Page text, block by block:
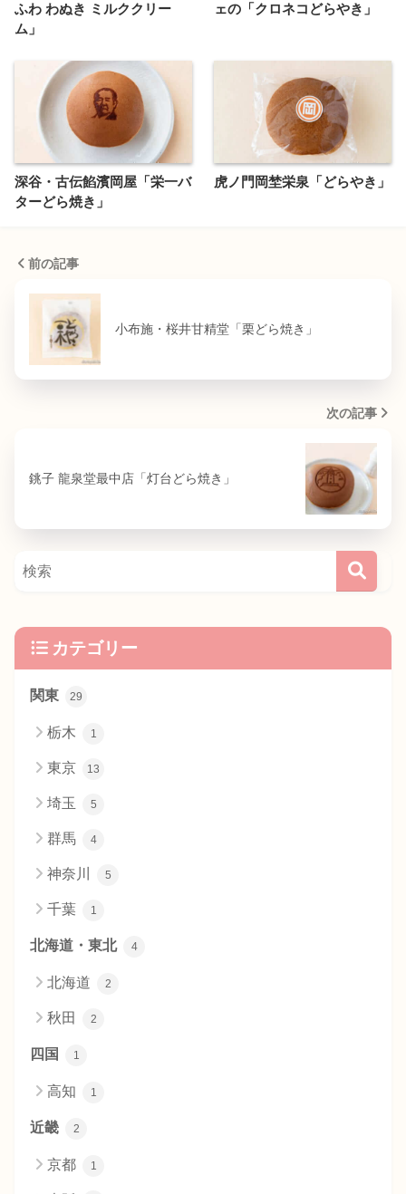
ふわ わぬき ミルククリー
ム」
ェの「クロネコどらやき」
深谷・古伝餡濱岡屋「栄一バ
ターどら焼き」
虎ノ門岡埜栄泉「どらやき」
前の記事
小布施・桜井甘精堂「栗どら焼き」
次の記事
銚子 龍泉堂最中店「灯台どら焼き」
カテゴリー
関東 29
栃木 1
東京 13
埼玉 5
群馬 4
神奈川 5
千葉 1
北海道・東北 4
北海道 2
秋田 2
四国 1
高知 1
近畿 2
京都 1